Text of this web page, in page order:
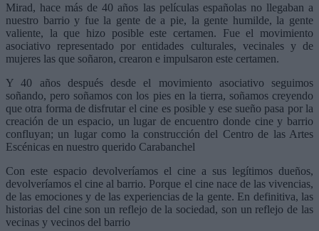
Mirad, hace más de 40 años las películas españolas no llegaban a
nuestro barrio y fue la gente de a pie, la gente humilde, la gente
valiente, la que hizo posible este certamen. Fue el movimiento
asociativo representado por entidades culturales, vecinales y de
mujeres las que soñaron, crearon e impulsaron este certamen.
Y 40 años después desde el movimiento asociativo seguimos
soñando, pero soñamos con los pies en la tierra, soñamos creyendo
que otra forma de disfrutar el cine es posible y ese sueño pasa por la
creación de un espacio, un lugar de encuentro donde cine y barrio
confluyan; un lugar como la construcción del Centro de las Artes
Escénicas en nuestro querido Carabanchel
Con este espacio devolveríamos el cine a sus legítimos dueños,
devolveríamos el cine al barrio. Porque el cine nace de las vivencias,
de las emociones y de las experiencias de la gente. En definitiva, las
historias del cine son un reflejo de la sociedad, son un reflejo de las
vecinas y vecinos del barrio